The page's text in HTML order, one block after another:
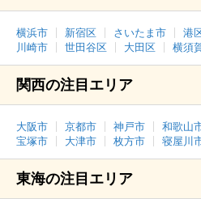
横浜市 新宿区 さいたま市 港
川崎市
世田谷区 大田区 横須
関西の注目エリア
大阪市 京都市 神戸市 和歌山
宝塚市
大津市 枚方市 寝屋川
東海の注目エリア